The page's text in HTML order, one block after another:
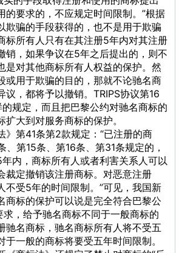
的要求的，不应规定时间限制。”根据
欺骗的手段获得的，也不是用于欺骗
标所有人只有在其注册5年内对其注册
销，如果争议在5年之后提出的，则不
是对其他商标所有人权益的保护。然
或用于欺骗的目的，那就不论驰名商
议，都将予以撤销。TRIPS协议第16
规定，而且把巴黎公约对驰名商标的
大到对服务商标的保护。
》第41条第2款规定：“已注册的商
、第15条、第16条、第31条规定的，
内，商标所有人或者利害关系人可以
裁定撤销该注册商标。对恶意注册
不受5年的时间限制。”可见，我国新
商标的保护可以说是完全符合巴黎公
求，给予驰名商标不同于一般商标的
驰名商标，驰名商标所有人将不受五
一般的商标将要受五年时间限制。